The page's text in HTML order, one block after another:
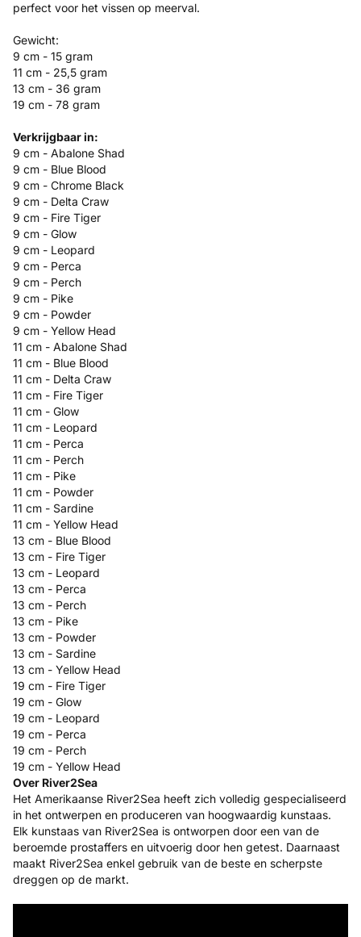
perfect voor het vissen op meerval.
Gewicht:
9 cm - 15 gram
11 cm - 25,5 gram
13 cm - 36 gram
19 cm - 78 gram
Verkrijgbaar in:
9 cm - Abalone Shad
9 cm - Blue Blood
9 cm - Chrome Black
9 cm - Delta Craw
9 cm - Fire Tiger
9 cm - Glow
9 cm - Leopard
9 cm - Perca
9 cm - Perch
9 cm - Pike
9 cm - Powder
9 cm - Yellow Head
11 cm - Abalone Shad
11 cm - Blue Blood
11 cm - Delta Craw
11 cm - Fire Tiger
11 cm - Glow
11 cm - Leopard
11 cm - Perca
11 cm - Perch
11 cm - Pike
11 cm - Powder
11 cm - Sardine
11 cm - Yellow Head
13 cm - Blue Blood
13 cm - Fire Tiger
13 cm - Leopard
13 cm - Perca
13 cm - Perch
13 cm - Pike
13 cm - Powder
13 cm - Sardine
13 cm - Yellow Head
19 cm - Fire Tiger
19 cm - Glow
19 cm - Leopard
19 cm - Perca
19 cm - Perch
19 cm - Yellow Head
Over River2Sea
Het Amerikaanse River2Sea heeft zich volledig gespecialiseerd
in het ontwerpen en produceren van hoogwaardig kunstaas.
Elk kunstaas van River2Sea is ontworpen door een van de
beroemde prostaffers en uitvoerig door hen getest. Daarnaast
maakt River2Sea enkel gebruik van de beste en scherpste
dreggen op de markt.